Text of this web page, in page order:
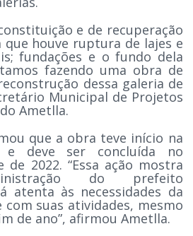
e de recuperação
que houve ruptura de lajes e
fundações e o fundo dela
fazendo uma obra de
dessa galeria de
Municipal de Projetos
Ametlla.
que a obra teve início na
e deve ser concluída no
2022. “Essa ação mostra
do prefeito
atenta às necessidades da
com suas atividades, mesmo
de ano”, afirmou Ametlla.